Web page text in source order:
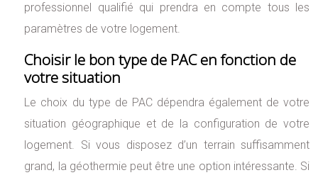
professionnel qualifié qui prendra en compte tous les
paramètres de votre logement.
Choisir le bon type de PAC en fonction de
votre situation
Le choix du type de PAC dépendra également de votre
situation géographique et de la configuration de votre
logement. Si vous disposez d’un terrain suffisamment
grand, la géothermie peut être une option intéressante. Si